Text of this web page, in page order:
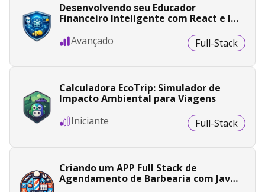
Desenvolvendo seu Educador
Financeiro Inteligente com React e IA
Avançado
Full-Stack
Calculadora EcoTrip: Simulador de
Impacto Ambiental para Viagens
Iniciante
Full-Stack
Criando um APP Full Stack de
Agendamento de Barbearia com Java